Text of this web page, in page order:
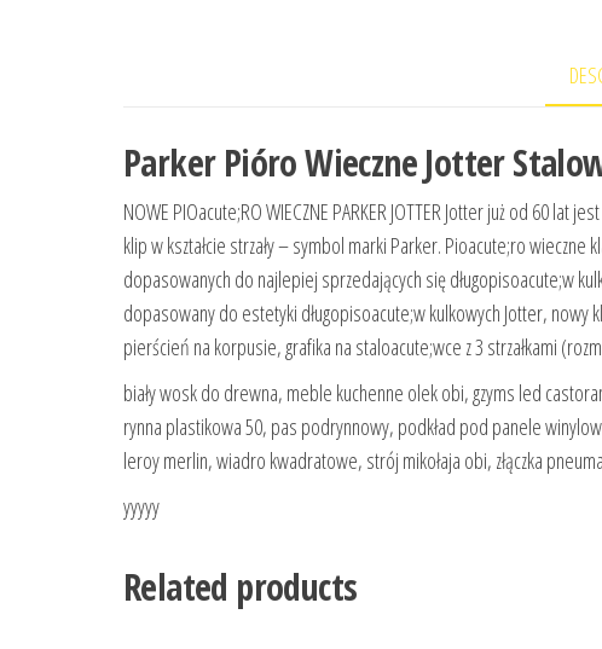
Parker Pióro Wieczne Jotter
NOWE PIOacute;RO WIECZNE PARKER JOTTER Jotter już od 60
klip w kształcie strzały – symbol marki Parker. Pioacute;ro
dopasowanych do najlepiej sprzedających się długopisoacute;w
dopasowany do estetyki długopisoacute;w kulkowych Jotter, nowy
pierścień na korpusie, grafika na staloacute;wce z 3 strzałkami
biały wosk do drewna, meble kuchenne olek obi, gzyms led
rynna plastikowa 50, pas podrynnowy, podkład pod panele
leroy merlin, wiadro kwadratowe, strój mikołaja obi, złączka
yyyyy
Related products